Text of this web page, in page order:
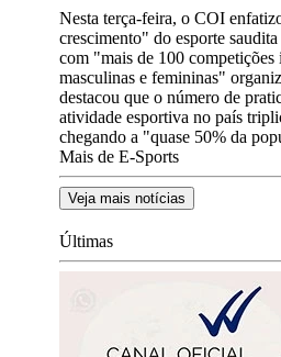
Nesta terça-feira, o COI
crescimento" do esporte
com "mais de 100 competições
masculinas e femininas"
destacou que o número de
atividade esportiva no país
chegando a "quase 50% da
Mais de E-Sports
Veja mais notícias
Últimas